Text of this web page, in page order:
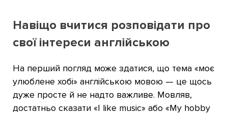
Навіщо вчитися розповідати про
свої інтереси англійською
На перший погляд може здатися, що тема «моє
улюблене хобі» англійською мовою — це щось
дуже просте й не надто важливе. Мовляв,
достатньо сказати «I like music» або «My hobby